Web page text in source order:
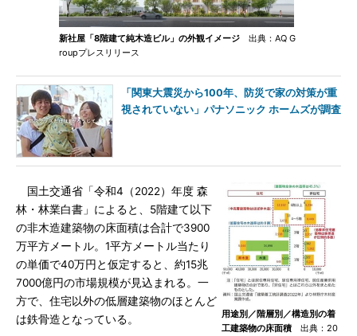
新社屋「8階建て純木造ビル」の外観イメージ 出典：AQ G
roupプレスリリース
「関東大震災から100年、防災で家の対策が重
視されていない」パナソニック ホームズが調査
用途別／階層別／構造別の着
工建築物の床面積 出典：20
国土交通省「令和4（2022）年度 森
林・林業白書」によると、5階建て以下
の非木造建築物の床面積は合計で3900
万平方メートル。1平方メートル当たり
の単価で40万円と仮定すると、約15兆
7000億円の市場規模が見込まれる。一
方で、住宅以外の低層建築物のほとんど
は鉄骨造となっている。